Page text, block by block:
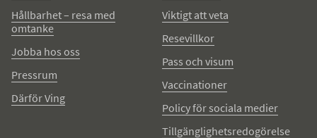
Hållbarhet – resa med
omtanke
Jobba hos oss
Pressrum
Därför Ving
Viktigt att veta
Resevillkor
Pass och visum
Vaccinationer
Policy för sociala medier
Tillgänglighetsredogörelse